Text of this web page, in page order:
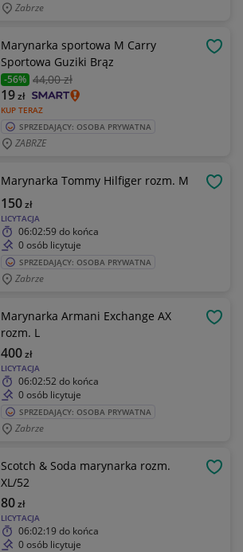
Zabrze
Marynarka sportowa M Carry
Sportowa Guziki Brąz
-56% 44,00 zł
KUP TERAZ
19zł
SPRZEDAJĄCY: OSOBA PRYWATNA
ZABRZE
Marynarka Tommy Hilfiger rozm. M
LICYTACJA
150zł
06:02:59 do końca
0 osób licytuje
SPRZEDAJĄCY: OSOBA PRYWATNA
Zabrze
Marynarka Armani Exchange AX
rozm. L
LICYTACJA
400zł
06:02:52 do końca
0 osób licytuje
SPRZEDAJĄCY: OSOBA PRYWATNA
Zabrze
Scotch & Soda marynarka rozm.
XL/52
LICYTACJA
80zł
06:02:19 do końca
0 osób licytuje